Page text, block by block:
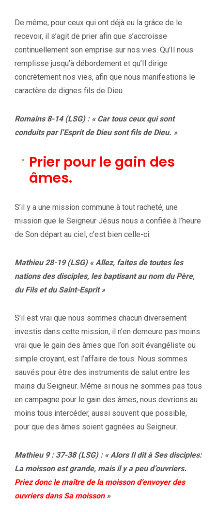
De même, pour ceux qui ont déjà eu la grâce de le
recevoir, il s’agit de prier afin que s’accroisse
continuellement son emprise sur nos vies. Qu’Il nous
remplisse jusqu’à débordement et qu’Il dirige
concrètement nos vies, afin que nous manifestions le
caractère de dignes fils de Dieu.
Romains 8-14 (LSG) : « Car tous ceux qui sont
conduits par l’Esprit de Dieu sont fils de Dieu. »
Prier pour le gain des
âmes.
S’il y a une mission commune à tout racheté, une
mission que le Seigneur Jésus nous a confiée à l’heure
de Son départ au ciel, c’est bien celle-ci:
Mathieu 28-19 (LSG) « Allez, faites de toutes les
nations des disciples, les baptisant au nom du Père,
du Fils et du Saint-Esprit »
S’il est vrai que nous sommes chacun diversement
investis dans cette mission, il n’en demeure pas moins
vrai que le gain des âmes que l’on soit évangéliste ou
simple croyant, est l’affaire de tous. Nous sommes
sauvés pour être des instruments de salut entre les
mains du Seigneur. Même si nous ne sommes pas tous
en campagne pour le gain des âmes, nous devrions au
moins tous intercéder, aussi souvent que possible,
pour que des âmes soient gagnées au Seigneur.
Mathieu 9 : 37-38 (LSG) : « Alors Il dit à Ses disciples:
La moisson est grande, mais il y a peu d’ouvriers.
Priez donc le maître de la moisson d’envoyer des
ouvriers dans Sa moisson»